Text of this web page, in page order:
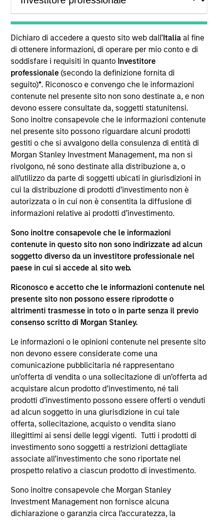
Dichiaro di accedere a questo sito web dall’Italia al fine
di ottenere informazioni, di operare per mio conto e di
soddisfare i requisiti in quanto Investitore
professionale(secondo la definizione fornita di
seguito)*. Riconosco e convengo che le informazioni
contenute nel presente sito non sono destinate a, e non
devono essere consultate da, soggetti statunitensi.
Sono inoltre consapevole che le informazioni contenute
nel presente sito possono riguardare alcuni prodotti
gestiti o che si avvalgono della consulenza di entità di
Morgan Stanley Investment Management, ma non si
rivolgono, né sono destinate alla distribuzione a, o
all’utilizzo da parte di soggetti ubicati in giurisdizioni in
cui la distribuzione di prodotti d’investimento non è
autorizzata o in cui non è consentita la diffusione di
informazioni relative ai prodotti d’investimento.
Sono inoltre consapevole che le informazioni
contenute in questo sito non sono indirizzate ad alcun
soggetto diverso da un investitore professionale nel
paese in cui si accede al sito web.
Riconosco e accetto che le informazioni contenute nel
presente sito non possono essere riprodotte o
altrimenti trasmesse in toto o in parte senza il previo
consenso scritto di Morgan Stanley.
Le informazioni o le opinioni contenute nel presente sito
non devono essere considerate come una
comunicazione pubblicitaria né rappresentano
un’offerta di vendita o una sollecitazione di un’offerta ad
acquistare alcun prodotto d’investimento, né tali
prodotti d’investimento possono essere offerti o venduti
ad alcun soggetto in una giurisdizione in cui tale
offerta, sollecitazione, acquisto o vendita siano
illegittimi ai sensi delle leggi vigenti. Tutti i prodotti di
investimento sono soggetti a restrizioni dettagliate
associate all’investimento che sono riportate nel
prospetto relativo a ciascun prodotto di investimento.
Sono inoltre consapevole che Morgan Stanley
Investment Management non fornisce alcuna
dichiarazione o garanzia circa l’accuratezza, la
Eaton Vance Equity Team
James is an executive director of Morgan Stanley
and a research analyst on the Eaton Vance
Core/Growth team. He is responsible for coverage
of the consumer discretionary and staples sectors.
He joined Eaton Vance in 2022. Morgan Stanley
acquired Eaton Vance in March 2021. James began
his career in the investment management industry
in 2010. He has historically covered the consumer
and energy sectors. Before joining Eaton Vance, he
was a senior analyst at Surveyor Capital.
Previously, he was affiliated with MFS Investment
Management. James earned a B.S. from Boston
College Carroll School of Management.
Approfondimenti correlati
ARTICOLO
2026 Russell Reconstitution: A New
Lens on Growth, Value and Active
Management
The 2026 Russell Reconstitution highlights a
broader shift in today’s market: the traditional
lines between Growth and Value are becoming
less distinct. Learn what Eaton Vance
investment teams think that means for
portfolio construction, diversification and
where they see opportunities for active
investors.
3-AGO-2026